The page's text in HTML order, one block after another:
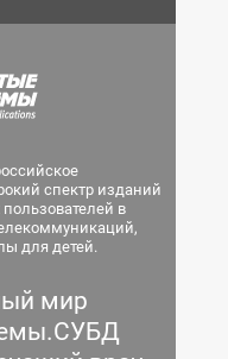
спектр изданий
в
для детей.
мир